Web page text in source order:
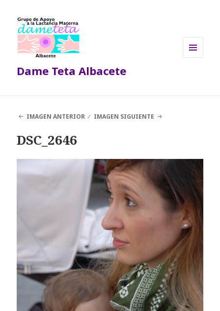
Dame Teta Albacete
IMAGEN ANTERIOR IMAGEN SIGUIENTE
DSC_2646